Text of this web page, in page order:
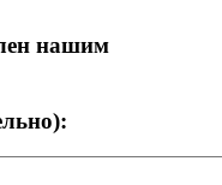
нашим